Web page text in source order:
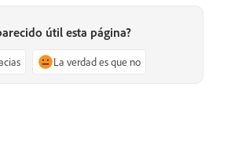
útil esta página?
La verdad es que no